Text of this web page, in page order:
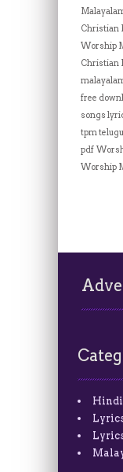
Christian
Worship
Christian
free
songs
tpm
pdf
Worship
Hindi